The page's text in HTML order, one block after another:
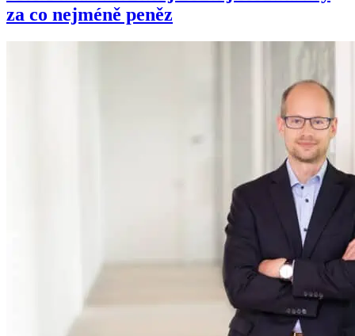
za co nejméně peněz